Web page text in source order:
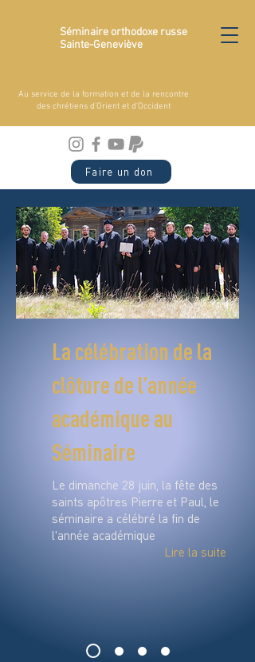
Séminaire orthodoxe russe
Sainte-Geneviève
Au service de la formation et de la rencontre
des chrétiens d'Orient et d'Occident
Faire un don
La célébration de la
clôture de l’année
académique au
Séminaire
Le dimanche 28 juin, la fête des
saints apôtres Pierre et Paul, le
séminaire a célébré la fin de
l'année académique
Lire la suite